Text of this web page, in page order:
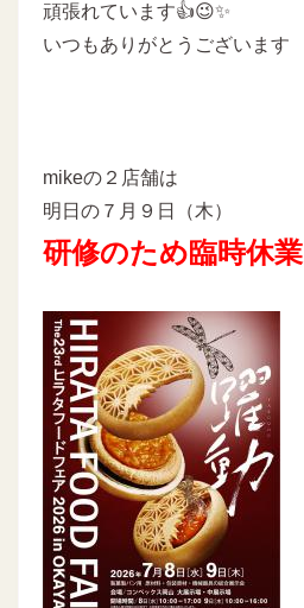
頑張れています👍😉✨
いつもありがとうございます
mikeの２店舗は
明日の７月９日（木）
研修のため臨時休業